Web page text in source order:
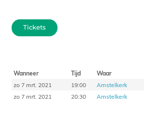
Tickets
Wanneer Tijd
Waar
zo 7 mrt. 2021
19:00 Amstelkerk
zo 7 mrt. 2021
20:30 Amstelkerk